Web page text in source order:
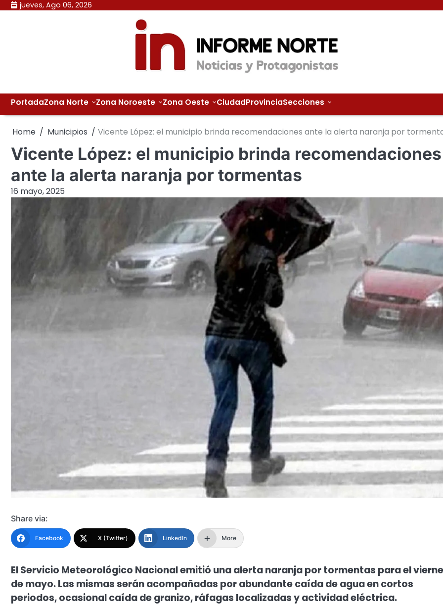
Skip jueves, Ago 06, 2026
PortadaZona Norte Zona Noroeste Zona Oeste CiudadProvinciaSecciones
Home Municipios Vicente López: el municipio brinda recomendaciones ante la alerta naranja por
Vicente López: el municipio brinda recomendaciones
ante la alerta naranja por tormentas
16 mayo, 2025
Share via:
Facebook X (Twitter) LinkedIn More
El Servicio Meteorológico Nacional emitió una alerta naranja por tormentas para el
de mayo. Las mismas serán acompañadas por abundante caída de agua en cortos
periodos, ocasional caída de granizo, ráfagas localizadas y actividad eléctrica.